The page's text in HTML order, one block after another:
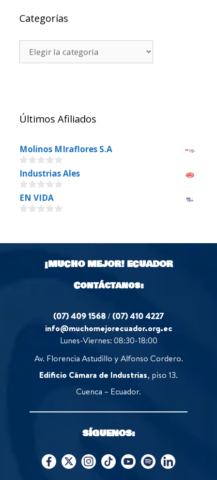
Categorías
Últimos Afiliados
Molinos MIraflores S.A
0
o
u
t
o
f
Industrias Ales
0
o
u
5
EN VIDA
t
¡MUCHO MEJOR!ECUADOR
Contáctanos:
(07) 409 1568 /(07) 410 4227
info@muchomejorecuador.org.ec
Lunes-Viernes: 08:30-18:00
Av. Florencia Astudillo y Alfonso Cordero.
Edificio Cámara de Industrias, piso 13.
Cuenca – Ecuador.
SÍGUENOS: